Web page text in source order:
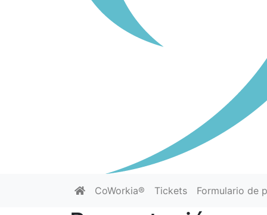
CoWorkia® Tickets Formulario de